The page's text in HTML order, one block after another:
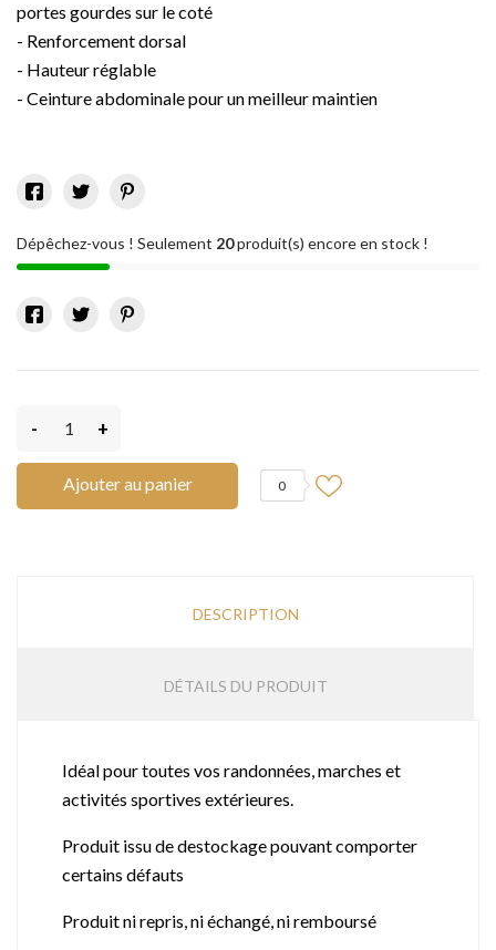
portes gourdes sur le coté
- Renforcement dorsal
- Hauteur réglable
- Ceinture abdominale pour un meilleur maintien
Dépêchez-vous ! Seulement 20produit(s) encore en stock !
- +
Ajouter au panier 0
DESCRIPTION
DÉTAILS DU PRODUIT
Idéal pour toutes vos randonnées, marches et
activités sportives extérieures.
Produit issu de destockage pouvant comporter
certains défauts
Produit ni repris, ni échangé, ni remboursé